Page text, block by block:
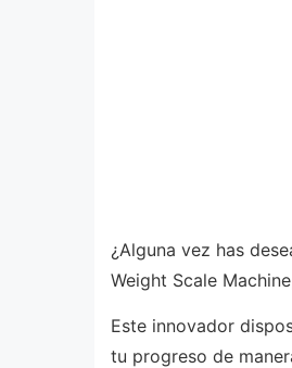
¿Alguna vez has
Weight Scale
Este innovador
tu progreso de